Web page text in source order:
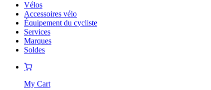
Vélos
Accessoires vélo
Équipement du cycliste
Services
Marques
Soldes
My Cart